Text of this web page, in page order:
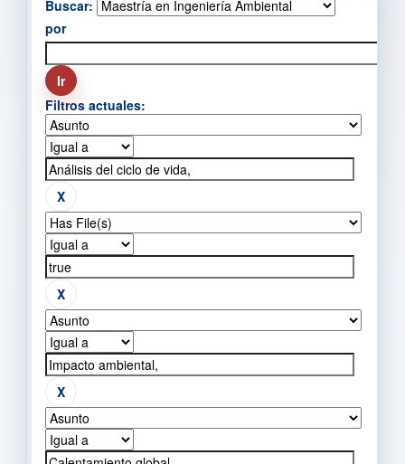
Buscar:
por
Filtros actuales: